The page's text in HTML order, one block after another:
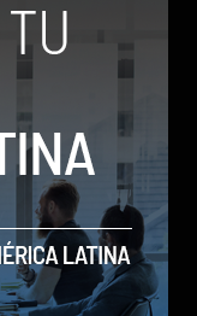
contra la